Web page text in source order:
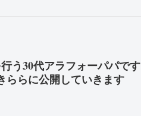
う30代アラフォーパパです
ららに公開していきます